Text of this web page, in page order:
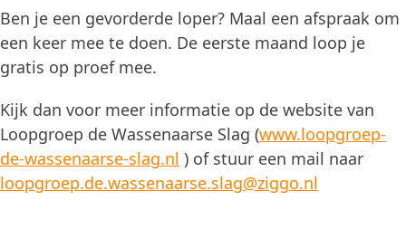
Ben je een gevorderde loper? Maal een afspraak om
een keer mee te doen. De eerste maand loop je
gratis op proef mee.
Kijk dan voor meer informatie op de website van
Loopgroep de Wassenaarse Slag (www.loopgroep-
de-wassenaarse-slag.nl ) of stuur een mail naar
loopgroep.de.wassenaarse.slag@ziggo.nl